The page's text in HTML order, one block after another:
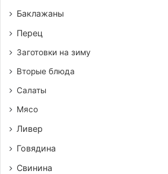
Баклажаны
Перец
Заготовки на зиму
Вторые блюда
Салаты
Мясо
Ливер
Говядина
Свинина